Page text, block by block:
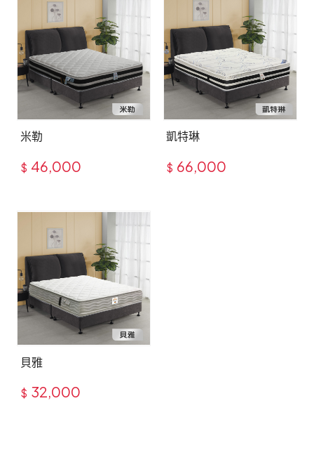
米勒
$ 46,000
凱特琳
$ 66,000
貝雅
$ 32,000